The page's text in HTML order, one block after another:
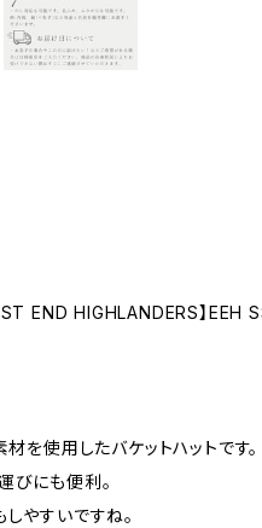
END HIGHLANDERS】EEH
を使用したバケットハットです。
びにも便利。
やすいですね。